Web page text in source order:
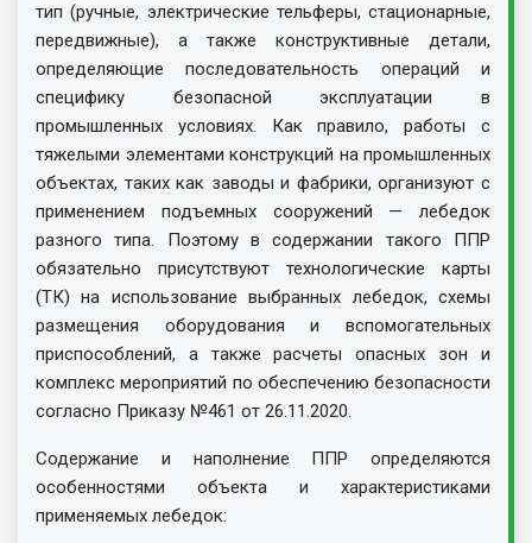
тип (ручные, электрические тельферы, стационарные,
передвижные), а также конструктивные детали,
определяющие последовательность операций и
специфику безопасной эксплуатации в
промышленных условиях. Как правило, работы с
тяжелыми элементами конструкций на промышленных
объектах, таких как заводы и фабрики, организуют с
применением подъемных сооружений — лебедок
разного типа. Поэтому в содержании такого ППР
обязательно присутствуют технологические карты
(ТК) на использование выбранных лебедок, схемы
размещения оборудования и вспомогательных
приспособлений, а также расчеты опасных зон и
комплекс мероприятий по обеспечению безопасности
согласно Приказу №461 от 26.11.2020.
Содержание и наполнение ППР определяются
особенностями объекта и характеристиками
применяемых лебедок: